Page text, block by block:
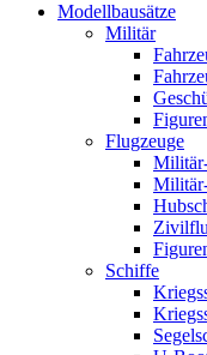
Modellbausätze
Militär
Flugzeuge
Schiffe